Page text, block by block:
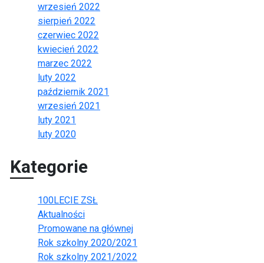
wrzesień 2022
sierpień 2022
czerwiec 2022
kwiecień 2022
marzec 2022
luty 2022
październik 2021
wrzesień 2021
luty 2021
luty 2020
Kategorie
100LECIE ZSŁ
Aktualności
Promowane na głównej
Rok szkolny 2020/2021
Rok szkolny 2021/2022